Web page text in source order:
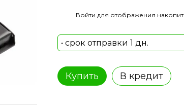
Войти для отображения
• срок отправки 1 дн.
Купить В кредит